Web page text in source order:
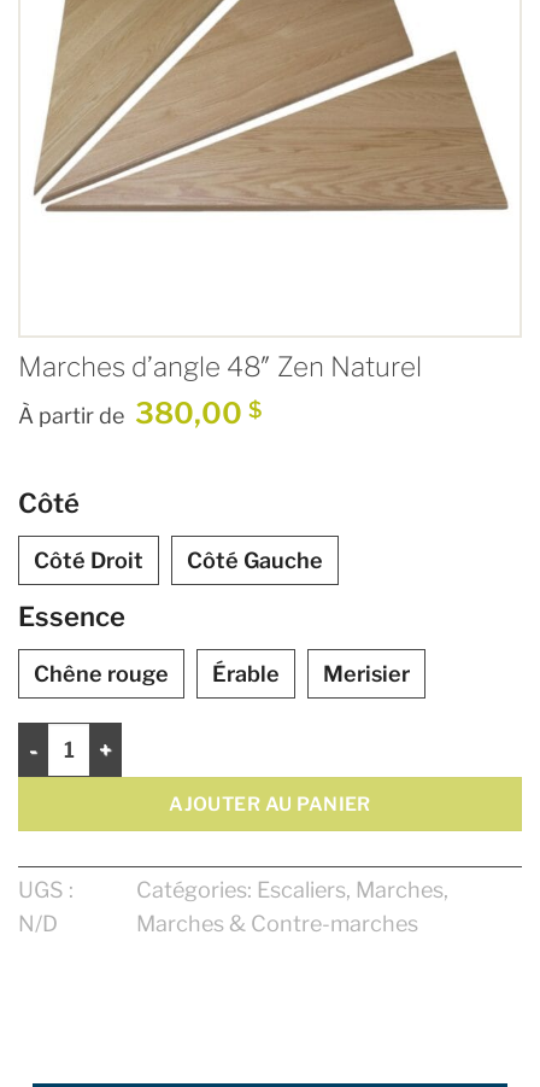
Marches d’angle 48″ Zen Naturel
À partir de 380,00 $
Côté
Côté Droit Côté Gauche
Essence
Chêne rouge Érable Merisier
AJOUTER AU PANIER
UGS :
N/D
Catégories: Escaliers, Marches,
Marches & Contre-marches